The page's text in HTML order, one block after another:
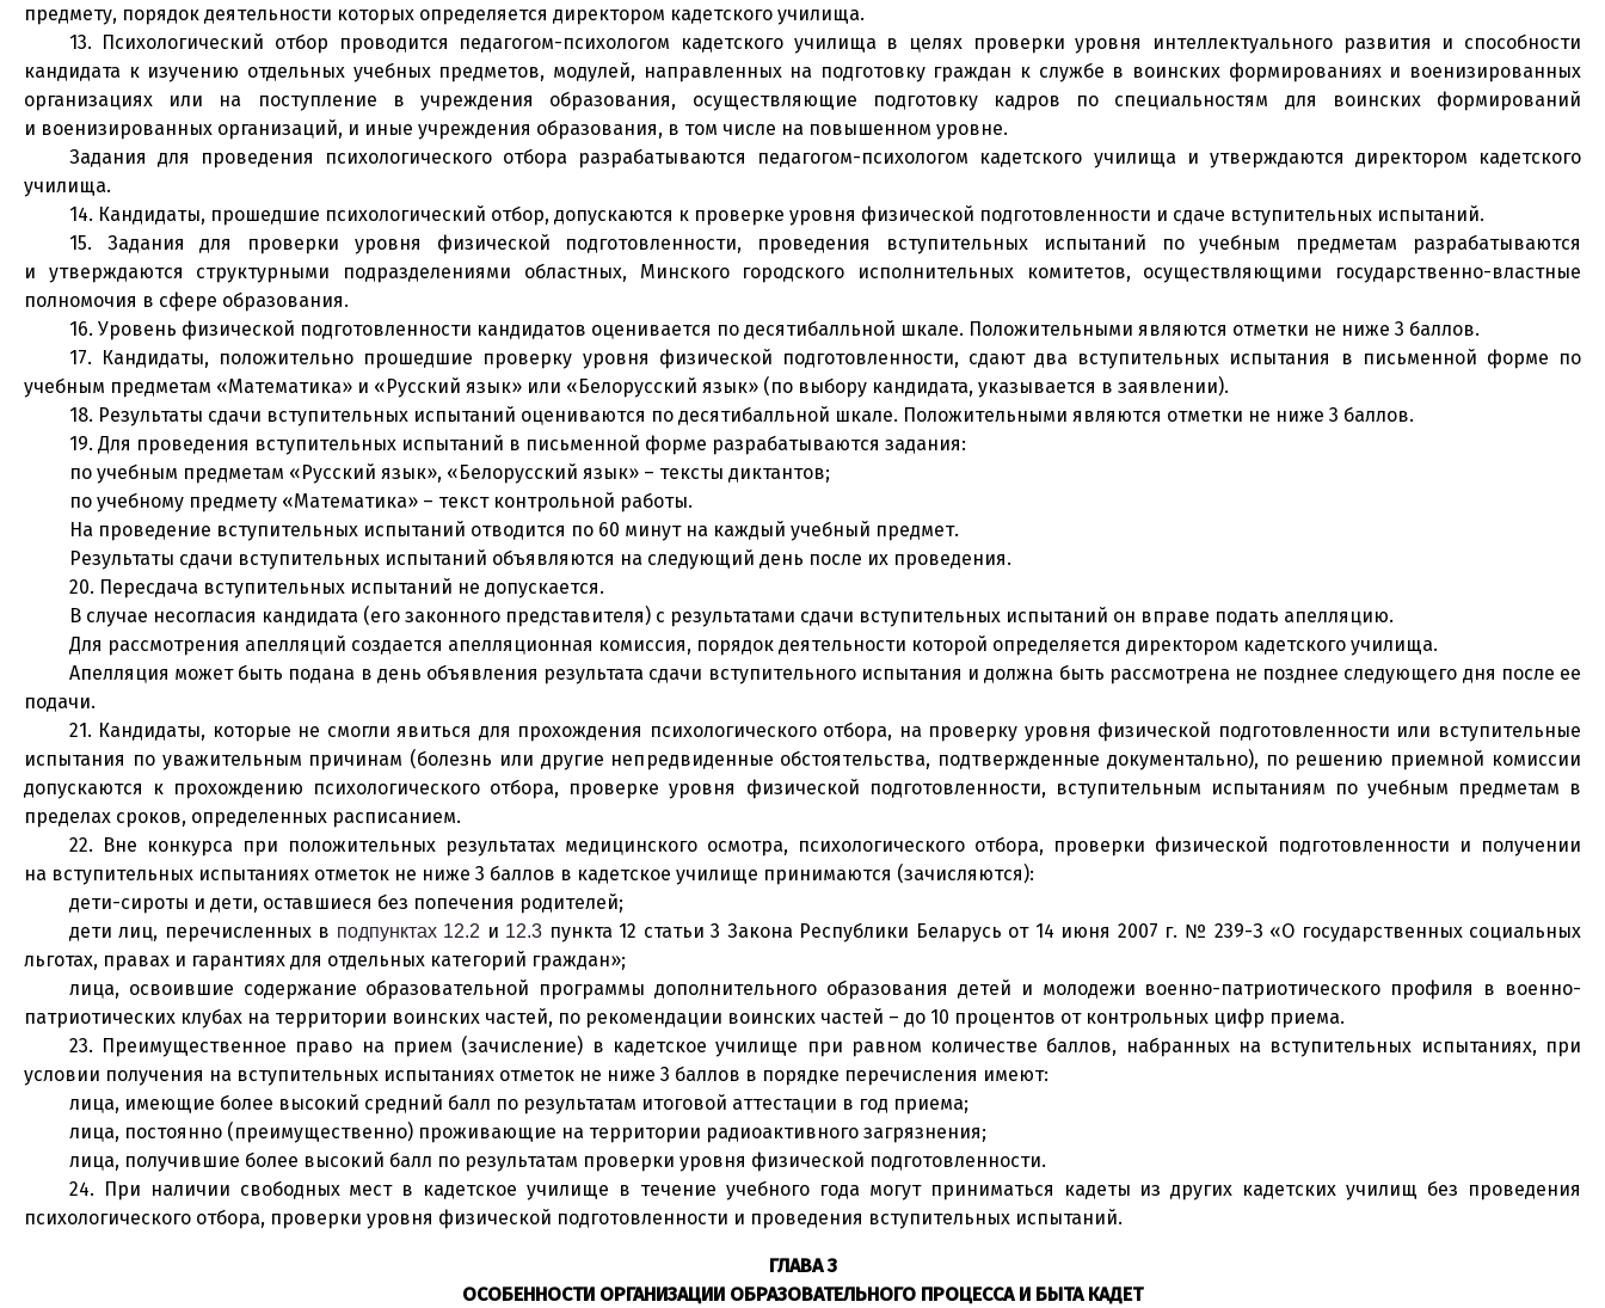
предмету, порядок деятельности которых определяется директором кадетского училища.
13. Психологический отбор проводится педагогом-психологом кадетского училища в целях проверки уровня интеллектуального развития и способности
кандидата к изучению отдельных учебных предметов, модулей, направленных на подготовку граждан к службе в воинских формированиях и военизированных
организациях или на поступление в учреждения образования, осуществляющие подготовку кадров по специальностям для воинских формирований
и военизированных организаций, и иные учреждения образования, в том числе на повышенном уровне.
Задания для проведения психологического отбора разрабатываются педагогом-психологом кадетского училища и утверждаются директором кадетского
училища.
14. Кандидаты, прошедшие психологический отбор, допускаются к проверке уровня физической подготовленности и сдаче вступительных испытаний.
15. Задания для проверки уровня физической подготовленности, проведения вступительных испытаний по учебным предметам разрабатываются
и утверждаются структурными подразделениями областных, Минского городского исполнительных комитетов, осуществляющими государственно-властные
полномочия в сфере образования.
16. Уровень физической подготовленности кандидатов оценивается по десятибалльной шкале. Положительными являются отметки не ниже 3 баллов.
17. Кандидаты, положительно прошедшие проверку уровня физической подготовленности, сдают два вступительных испытания в письменной форме по
учебным предметам «Математика» и «Русский язык» или «Белорусский язык» (по выбору кандидата, указывается в заявлении).
18. Результаты сдачи вступительных испытаний оцениваются по десятибалльной шкале. Положительными являются отметки не ниже 3 баллов.
19. Для проведения вступительных испытаний в письменной форме разрабатываются задания:
по учебным предметам «Русский язык», «Белорусский язык» – тексты диктантов;
по учебному предмету «Математика» – текст контрольной работы.
На проведение вступительных испытаний отводится по 60 минут на каждый учебный предмет.
Результаты сдачи вступительных испытаний объявляются на следующий день после их проведения.
20. Пересдача вступительных испытаний не допускается.
В случае несогласия кандидата (его законного представителя) с результатами сдачи вступительных испытаний он вправе подать апелляцию.
Для рассмотрения апелляций создается апелляционная комиссия, порядок деятельности которой определяется директором кадетского училища.
Апелляция может быть подана в день объявления результата сдачи вступительного испытания и должна быть рассмотрена не позднее следующего дня после ее
подачи.
21. Кандидаты, которые не смогли явиться для прохождения психологического отбора, на проверку уровня физической подготовленности или вступительные
испытания по уважительным причинам (болезнь или другие непредвиденные обстоятельства, подтвержденные документально), по решению приемной комиссии
допускаются к прохождению психологического отбора, проверке уровня физической подготовленности, вступительным испытаниям по учебным предметам в
пределах сроков, определенных расписанием.
22. Вне конкурса при положительных результатах медицинского осмотра, психологического отбора, проверки физической подготовленности и получении
на вступительных испытаниях отметок не ниже 3 баллов в кадетское училище принимаются (зачисляются):
дети-сироты и дети, оставшиеся без попечения родителей;
дети лиц, перечисленных в подпунктах 12.2 и 12.3 пункта 12 статьи 3 Закона Республики Беларусь от 14 июня 2007 г. № 239-З «О государственных социальных
льготах, правах и гарантиях для отдельных категорий граждан»;
лица, освоившие содержание образовательной программы дополнительного образования детей и молодежи военно-патриотического профиля в военно-
патриотических клубах на территории воинских частей, по рекомендации воинских частей – до 10 процентов от контрольных цифр приема.
23. Преимущественное право на прием (зачисление) в кадетское училище при равном количестве баллов, набранных на вступительных испытаниях, при
условии получения на вступительных испытаниях отметок не ниже 3 баллов в порядке перечисления имеют:
лица, имеющие более высокий средний балл по результатам итоговой аттестации в год приема;
лица, постоянно (преимущественно) проживающие на территории радиоактивного загрязнения;
лица, получившие более высокий балл по результатам проверки уровня физической подготовленности.
24. При наличии свободных мест в кадетское училище в течение учебного года могут приниматься кадеты из других кадетских училищ без проведения
психологического отбора, проверки уровня физической подготовленности и проведения вступительных испытаний.
ГЛАВА 3
ОСОБЕННОСТИ ОРГАНИЗАЦИИ ОБРАЗОВАТЕЛЬНОГО ПРОЦЕССА И БЫТА КАДЕТ